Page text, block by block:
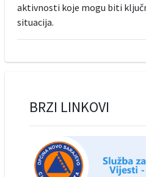
aktivnosti koje mogu biti
situacija.
BRZI LINKOVI